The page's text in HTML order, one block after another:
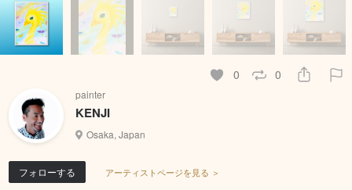
0 0
painter
KENJI
Osaka, Japan
フォローする アーティストページを見る ＞